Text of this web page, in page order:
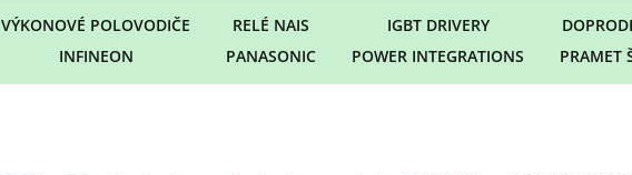
VÝKONOVÉ POLOVODIČE
INFINEON
RELÉ NAIS
PANASONIC
IGBT DRIVERY
POWER INTEGRATIONS
PRAMET